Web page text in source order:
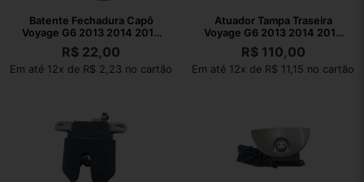
Batente Fechadura Capô
Voyage G6 2013 2014 2015
2016
R$ 22,00
Em até 12x de R$ 2,23 no cartão
Atuador Tampa Traseira
Voyage G6 2013 2014 2015
2016
R$110,00
Em até 12x de R$ 11,15 no cartão